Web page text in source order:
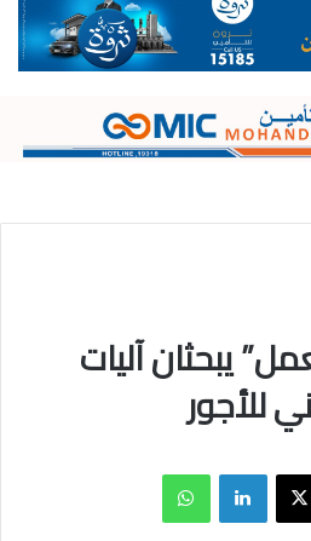
يبحثان آليات
للأجور
X لينكدإن